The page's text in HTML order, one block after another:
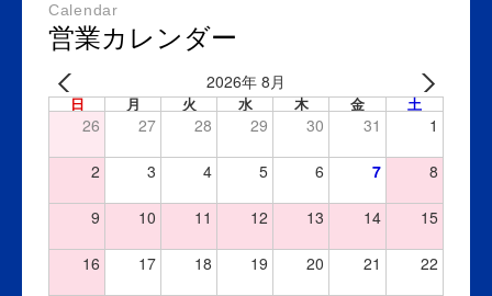
Calendar
営業カレンダー
2026年 8月
日 月 火 水 木 金 土
26 27 28 29 30 31 1
2 3 4 5 6 7 8
9 10 11 12 13 14 15
16 17 18 19 20 21 22